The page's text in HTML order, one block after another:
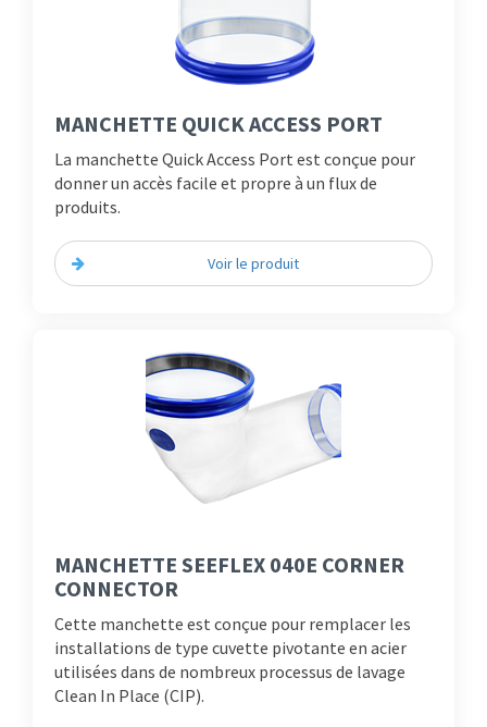
MANCHETTE QUICK ACCESS PORT
La manchette Quick Access Port est conçue pour
donner un accès facile et propre à un flux de
produits.
Voir le produit
MANCHETTE SEEFLEX 040E CORNER
CONNECTOR
Cette manchette est conçue pour remplacer les
installations de type cuvette pivotante en acier
utilisées dans de nombreux processus de lavage
Clean In Place (CIP).